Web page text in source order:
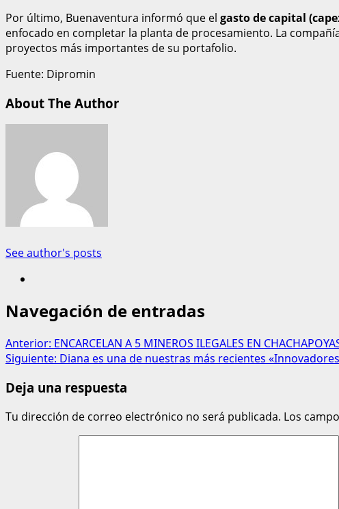
Por último, Buenaventura informó que el gasto de capital
enfocado en completar la planta de procesamiento. La
proyectos más importantes de su portafolio.
Fuente: Dipromin
About The Author
See author's posts
Navegación de entradas
Anterior: ENCARCELAN A 5 MINEROS ILEGALES EN
Siguiente: Diana es una de nuestras más recientes
Deja una respuesta
Tu dirección de correo electrónico no será publicada. Los